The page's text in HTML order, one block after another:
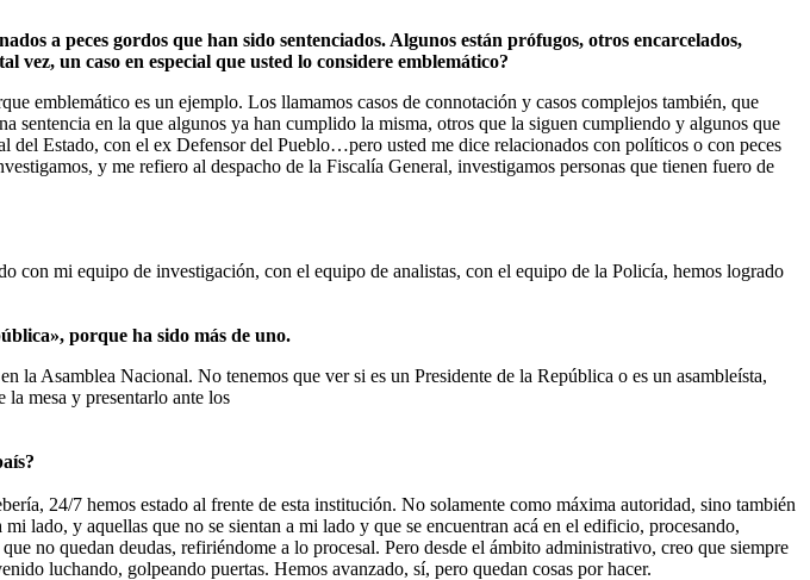
a peces gordos que han sido sentenciados. Algunos están prófugos, otros encarcelados,
vez, un caso en especial que usted lo considere emblemático?
emblemático es un ejemplo. Los llamamos casos de connotación y casos complejos también, que
en la que algunos ya han cumplido la misma, otros que la siguen cumpliendo y algunos que
del Estado, con el ex Defensor del Pueblo…pero usted me dice relacionados con políticos o con peces
y me refiero al despacho de la Fiscalía General, investigamos personas que tienen fuero de
mi equipo de investigación, con el equipo de analistas, con el equipo de la Policía, hemos logrado
porque ha sido más de uno.
Asamblea Nacional. No tenemos que ver si es un Presidente de la República o es un asambleísta,
la mesa y presentarlo ante los
24/7 hemos estado al frente de esta institución. No solamente como máxima autoridad, sino también
lado, y aquellas que no se sientan a mi lado y que se encuentran acá en el edificio, procesando,
no quedan deudas, refiriéndome a lo procesal. Pero desde el ámbito administrativo, creo que siempre
luchando, golpeando puertas. Hemos avanzado, sí, pero quedan cosas por hacer.